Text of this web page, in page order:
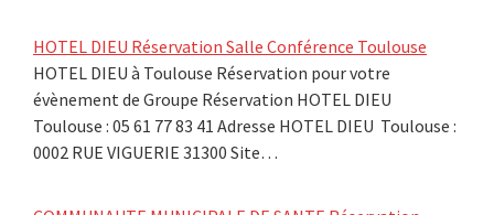
HOTEL DIEU Réservation Salle Conférence Toulouse
HOTEL DIEU à Toulouse Réservation pour votre
évènement de Groupe Réservation HOTEL DIEU
Toulouse : 05 61 77 83 41 Adresse HOTEL DIEU Toulouse :
0002 RUE VIGUERIE 31300 Site…